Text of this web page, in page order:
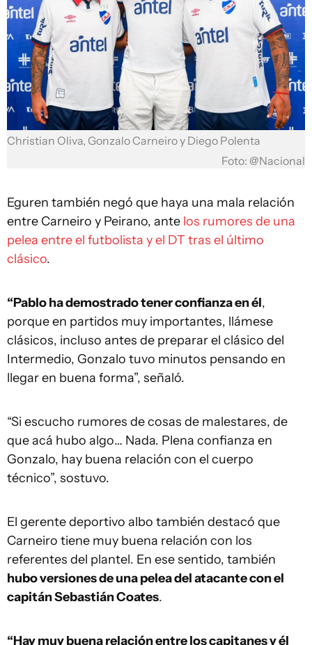
Christian Oliva, Gonzalo Carneiro y Diego Polenta
Foto: @Nacional
Eguren también negó que haya una mala relación
entre Carneiro y Peirano, ante los rumores de una
pelea entre el futbolista y el DT tras el último
clásico.
“Pablo ha demostrado tener confianza en él,
porque en partidos muy importantes, llámese
clásicos, incluso antes de preparar el clásico del
Intermedio, Gonzalo tuvo minutos pensando en
llegar en buena forma”, señaló.
“Si escucho rumores de cosas de malestares, de
que acá hubo algo… Nada. Plena confianza en
Gonzalo, hay buena relación con el cuerpo
técnico”, sostuvo.
El gerente deportivo albo también destacó que
Carneiro tiene muy buena relación con los
referentes del plantel. En ese sentido, también
hubo versiones de una pelea del atacante con el
capitán Sebastián Coates.
“Hay muy buena relación entre los capitanes y él